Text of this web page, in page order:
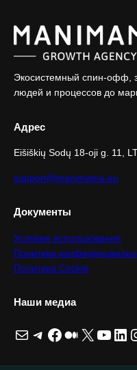
Экосистемный спин-офф,
людей и процессов до
Адрес
Eišiškių Sodų 18-oji g. 11,
support@manimama.eu
Документы
Условия использования
Политика
Политика Cookie
Наши медиа
Почта Telegram Facebook Средний X YouTube LinkedIn